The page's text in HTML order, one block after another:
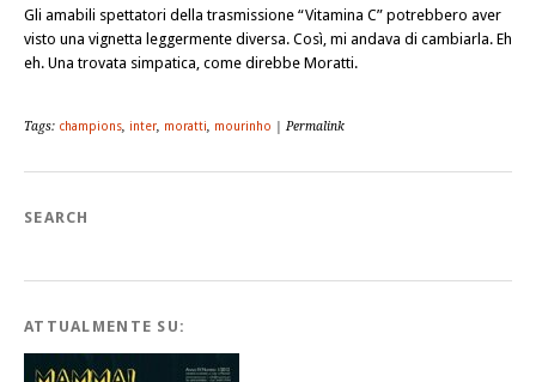
Gli amabili spettatori della trasmissione “Vitamina C” potrebbero aver
visto una vignetta leggermente diversa. Così, mi andava di cambiarla. Eh
eh. Una trovata simpatica, come direbbe Moratti.
Tags: champions inter moratti mourinho | Permalink
SEARCH
ATTUALMENTE SU: